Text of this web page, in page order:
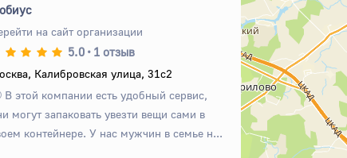
на сайт организации
5.0 • 1 отзыв
Калибровская улица, 31с2
В этой компании есть удобный сервис,
могут запаковать увезти вещи сами в
контейнере. У нас мужчин в семье н...